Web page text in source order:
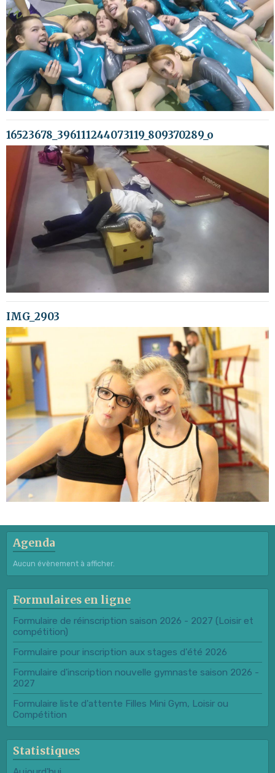
16523678_396111244073119_809370289_o
IMG_2903
Agenda
Aucun évènement à afficher.
Formulaires en ligne
Formulaire de réinscription saison 2026 - 2027 (Loisir et
compétition)
Formulaire pour inscription aux stages d'été 2026
Formulaire d'inscription nouvelle gymnaste saison 2026 -
2027
Formulaire liste d'attente Filles Mini Gym, Loisir ou
Compétition
Statistiques